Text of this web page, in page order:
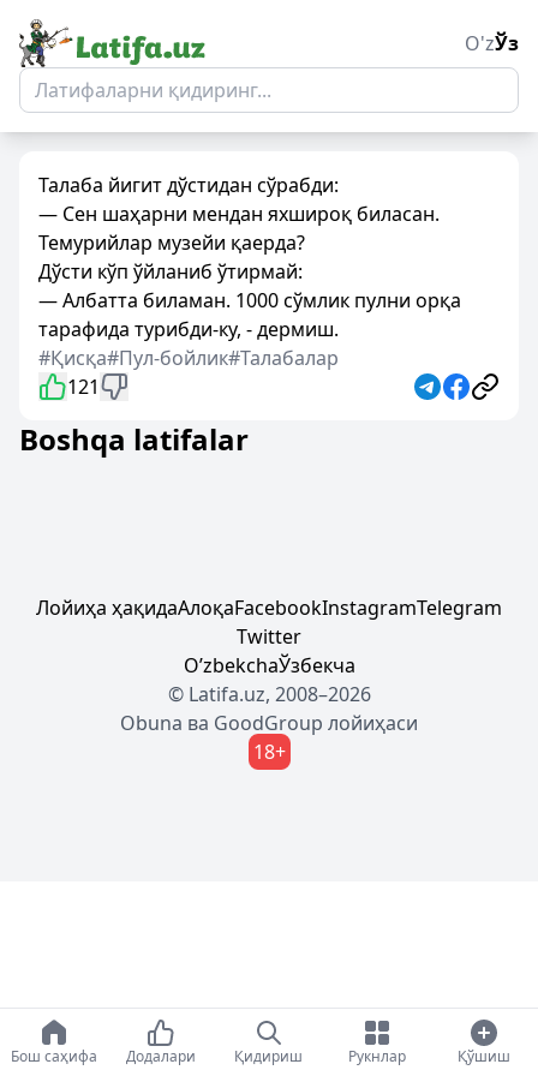
O'zЎз
Талаба йигит дўстидан сўрабди:
— Сен шаҳарни мендан яхшироқ биласан.
Темурийлар музейи қаерда?
Дўсти кўп ўйланиб ўтирмай:
— Албатта биламан. 1000 сўмлик пулни орқа
тарафида турибди-ку, - дермиш.
#Қисқа#Пул-бойлик#Талабалар
121
Boshqa latifalar
Лойиҳа ҳақидаАлоқаFacebookInstagramTelegram
Twitter
OʼzbekchaЎзбекча
© Latifa.uz, 2008–2026
Obuna ва GoodGroup лойиҳаси
18+
Бош саҳифа Додалари Қидириш Рукнлар Қўшиш